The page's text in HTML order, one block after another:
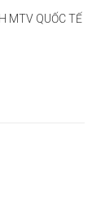
MTV QUỐC TẾ